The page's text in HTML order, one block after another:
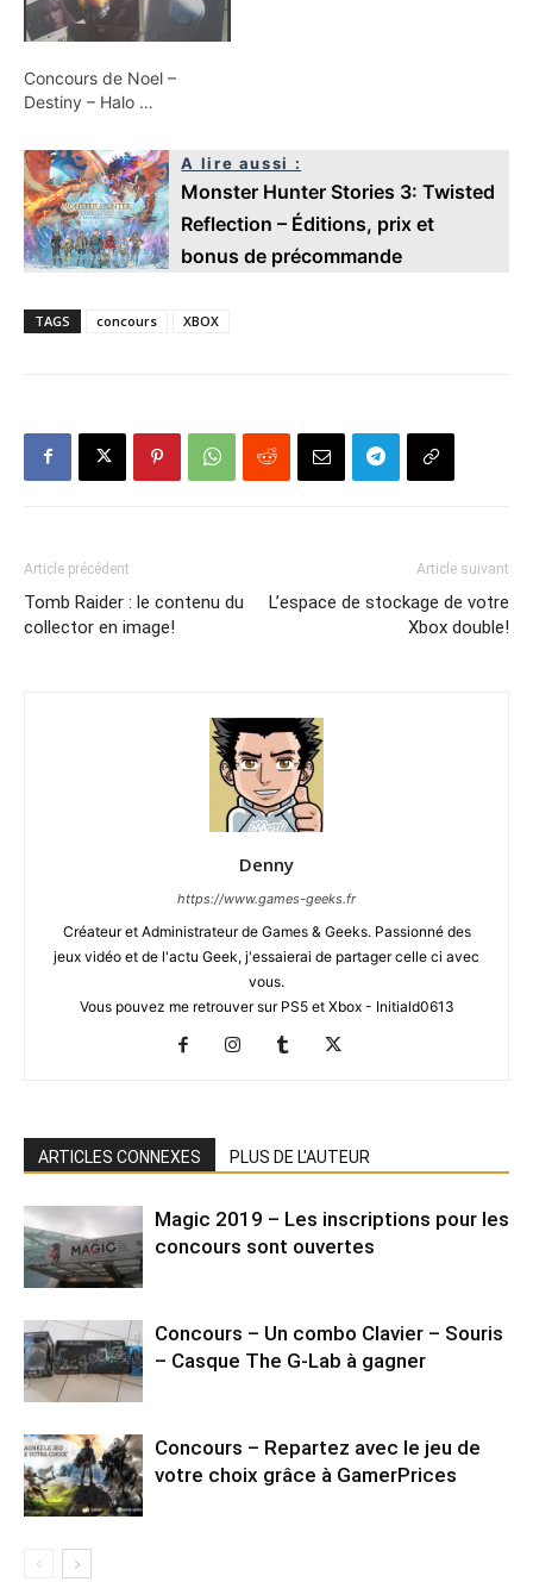
Concours de Noel –
Destiny – Halo …
A lire aussi :
Monster Hunter Stories 3: Twisted
Reflection – Éditions, prix et
bonus de précommande
TAGS concours XBOX
Article précédent
Tomb Raider : le contenu du
collector en image!
Article suivant
L’espace de stockage de votre
Xbox double!
Denny
https://www.games-geeks.fr
Créateur et Administrateur de Games & Geeks. Passionné des
jeux vidéo et de l'actu Geek, j'essaierai de partager celle ci avec
vous.
Vous pouvez me retrouver sur PS5 et Xbox - Initiald0613
ARTICLES CONNEXES PLUS DE L'AUTEUR
Magic 2019 – Les inscriptions pour les
concours sont ouvertes
Concours – Un combo Clavier – Souris
– Casque The G-Lab à gagner
Concours – Repartez avec le jeu de
votre choix grâce à GamerPrices